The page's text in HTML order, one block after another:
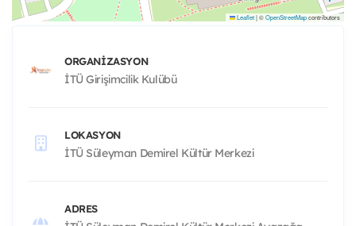
Leaflet|©OpenStreetMapcontributors
ORGANIZASYON
İTÜ Girişimcilik Kulübü
LOKASYON
İTÜ Süleyman Demirel Kültür Merkezi
ADRES